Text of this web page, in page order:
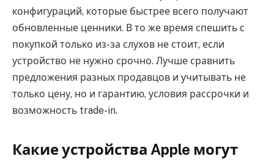
конфигураций, которые быстрее всего получают
обновленные ценники. В то же время спешить с
покупкой только из-за слухов не стоит, если
устройство не нужно срочно. Лучше сравнить
предложения разных продавцов и учитывать не
только цену, но и гарантию, условия рассрочки и
возможность trade-in.
Какие устройства Apple могут